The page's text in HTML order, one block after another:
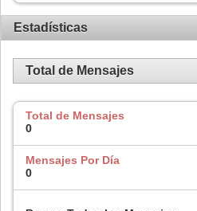
Estadísticas
Total de Mensajes
Total de Mensajes
0
Mensajes Por Día
0